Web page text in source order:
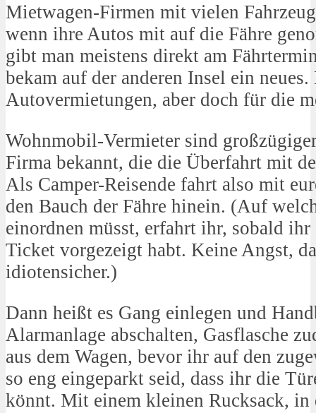
Mietwagen-Firmen mit vielen
wenn ihre Autos mit auf die Fähre
gibt man meistens direkt am
bekam auf der anderen Insel ein
Autovermietungen, aber doch für die
Wohnmobil-Vermieter sind
Firma bekannt, die die Überfahrt mit
Als Camper-Reisende fahrt also mit
den Bauch der Fähre hinein. (Auf
einordnen müsst, erfahrt ihr, sobald ihr
Ticket vorgezeigt habt. Keine Angst,
idiotensicher.)
Dann heißt es Gang einlegen und
Alarmanlage abschalten, Gasflasche
aus dem Wagen, bevor ihr auf den
so eng eingeparkt seid, dass ihr die
könnt. Mit einem kleinen Rucksack,